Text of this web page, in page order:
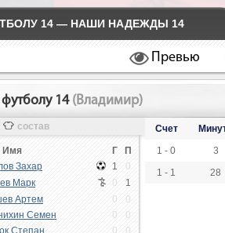
14 — НАШИ НАДЕЖДЫ 14
Превью
14 (Владимир)
состав
Имя Г П
Захар 1 0
Марк 0 1
Артем 0 0
Семен 0 0
Степан 0 0
Счет
1 - 0
3
1 - 1
28